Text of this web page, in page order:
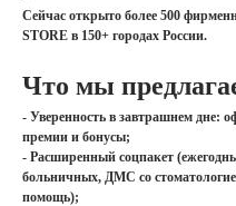
Сейчас открыто более 500
STORE в 150+ городах России.
Что мы
- Уверенность в завтрашнем дне:
премии и бонусы;
- Расширенный соцпакет
больничных, ДМС со
помощь);